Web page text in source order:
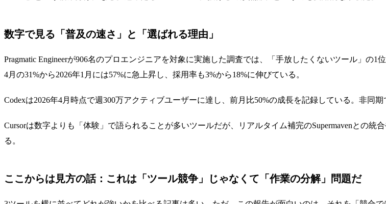
数字で見る「普及の速さ」と「選ばれる理由」
Pragmatic Engineerが906名のプロエンジニアを対象に実施した調査では、「手放したくないツール」の1
4月の31%から2026年1月には57%に急上昇し、採用率も3%から18%に伸びている。
Codexは2026年4月時点で週300万アクティブユーザーに達し、前月比50%の成長を記録している。非同
Cursorは数字よりも「体験」で語られることが多いツールだが、リアルタイム補完のSupermavenとの
る。
ここからは見方の話：これは「ツール競争」じゃなくて「作業の分解」問題だ